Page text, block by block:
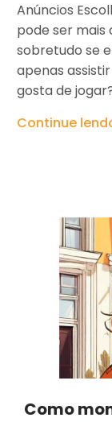
Anúncios
pode ser
sobretudo se
apenas
gosta de
Continue
Como